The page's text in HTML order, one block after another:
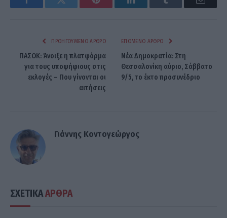
FacebookTwitter Pinterest LinkedInTumblr Email
ΠΡΟΗΓΟΎΜΕΝΟ ΆΡΘΡΟ
ΠΑΣΟΚ: Άνοιξε η πλατφόρμα
για τους υποψήφιους στις
εκλογές – Που γίνονται οι
αιτήσεις
ΕΠΌΜΕΝΟ ΆΡΘΡΟ
Νέα Δημοκρατία: Στη
Θεσσαλονίκη αύριο, Σάββατο
9/5, το έκτο προσυνέδριο
Γιάννης Κοντογεώργος
ΣΧΕΤΙΚΑΑΡΘΡΑ